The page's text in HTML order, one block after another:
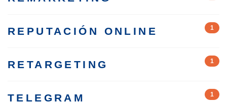
REPUTACIÓN ONLINE 1
RETARGETING 1
TELEGRAM 1